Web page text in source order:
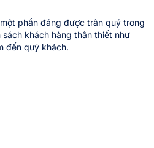
phần đáng được trân quý trong
khách hàng thân thiết như
đến quý khách.